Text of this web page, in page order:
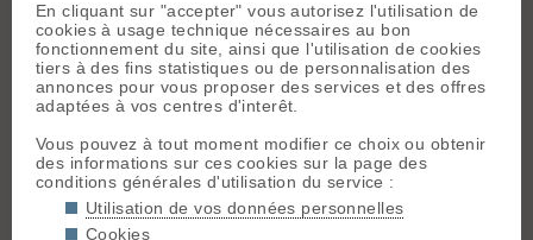
robert.vautard[2 posts] - Le 20/05/2026 12:03
Les conditions semblent idéales pour une belle sortie ski de
fin de saison, au Grand Paradis. Je cherche un(e) équipier(e)
pour monter en sécurité. A 63 ans je ne suis pas très rapide,
22 après-midi, en partant en voiture d'Aix les Bains le
vendredi matin. Mail robert.vautard[AT]ipsl.fr.
jfs73[39posts] - Le 22/05/2026 10:23
En cliquant sur "accepter" vous autorisez l'utilisation de
cookies à usage technique nécessaires au bon
fonctionnement du site, ainsi que l'utilisation de cookies
tiers à des fins statistiques ou de personnalisation des
annonces pour vous proposer des services et des offres
adaptées à vos centres d'interêt.
Vous pouvez à tout moment modifier ce choix ou obtenir
des informations sur ces cookies sur la page des
conditions générales d'utilisation du service :
Utilisation de vos données personnelles
Cookies